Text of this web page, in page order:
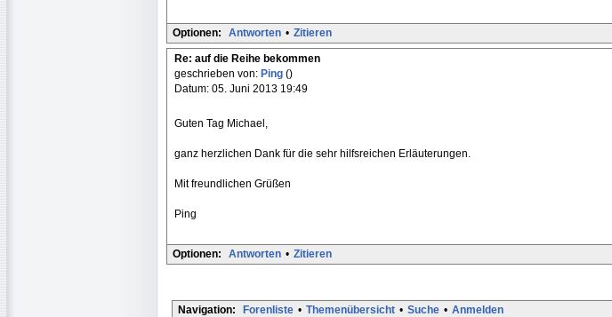
Optionen: Antworten • Zitieren
Re: auf die Reihe bekommen
geschrieben von: Ping ()
Datum: 05. Juni 2013 19:49
Guten Tag Michael,
ganz herzlichen Dank für die sehr hilfsreichen Erläuterungen.
Mit freundlichen Grüßen
Ping
Optionen: Antworten • Zitieren
Navigation: Forenliste • Themenübersicht • Suche • Anmelden